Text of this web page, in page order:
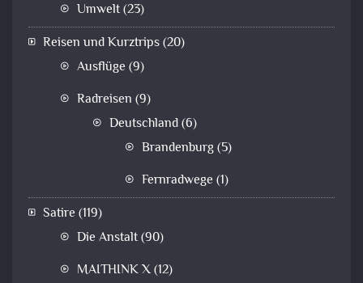
Umwelt(23)
Reisen und Kurztrips(20)
Ausflüge (9)
Radreisen (9)
Deutschland(6)
Brandenburg(5)
Fernradwege (1)
Satire (119)
Die Anstalt(90)
MAITHINK X(12)